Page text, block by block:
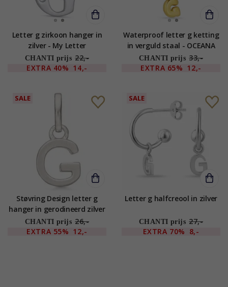
Letter g zirkoon hanger in
zilver - My Letter
CHANTI prijs 22,-
EXTRA 40% 14,-
Waterproof letter g ketting
in verguld staal - OCEANA
CHANTI prijs 33,-
EXTRA 65% 12,-
SALE
Støvring Design letter g
hanger in gerodineerd zilver
CHANTI prijs 26,-
EXTRA 55% 12,-
SALE
Letter g halfcreool in zilver
CHANTI prijs 27,-
EXTRA 70% 8,-